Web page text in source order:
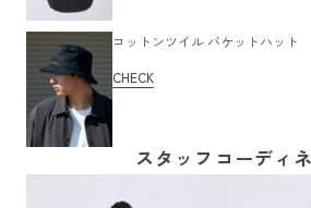
コットンツイル バケットハット
CHECK
スタッフコーディ